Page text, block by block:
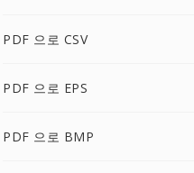
PDF 으로 CSV
PDF 으로 EPS
PDF 으로 BMP